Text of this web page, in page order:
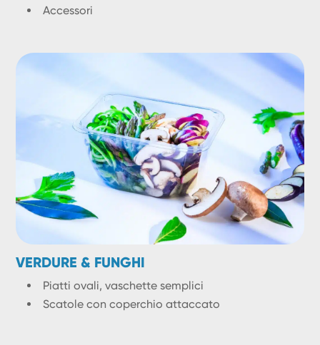
Accessori
VERDURE & FUNGHI
Piatti ovali, vaschette semplici
Scatole con coperchio attaccato